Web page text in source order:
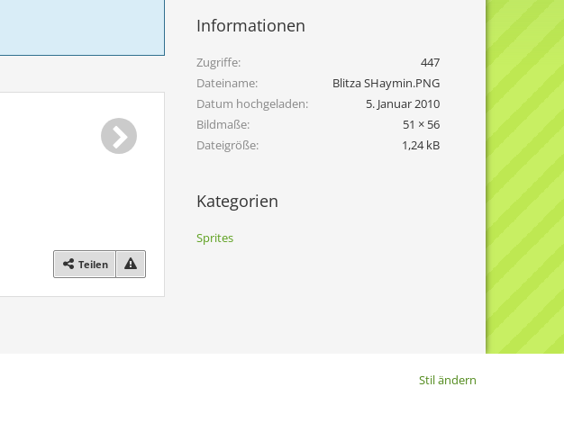
Teilen
Informationen
Zugriffe
447
Dateiname
Blitza SHaymin.PNG
Datum hochgeladen
5. Januar 2010
Bildmaße
51 × 56
Dateigröße
1,24 kB
Kategorien
Sprites
Stil ändern